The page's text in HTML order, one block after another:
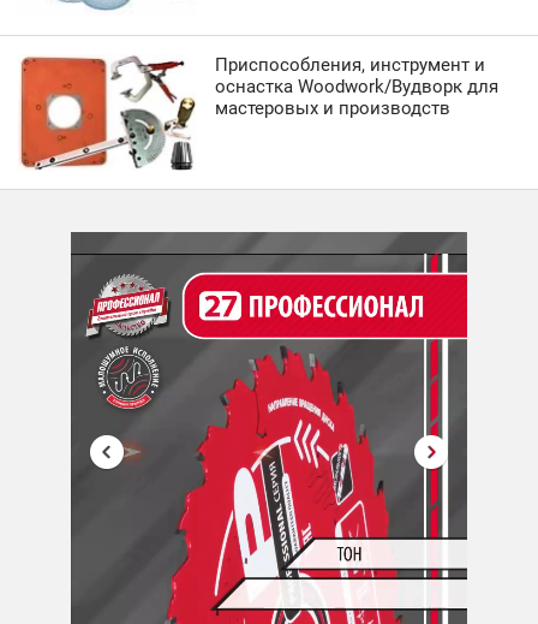
Приспособления, инструмент и
оснастка Woodwork/Вудворк для
мастеровых и производств